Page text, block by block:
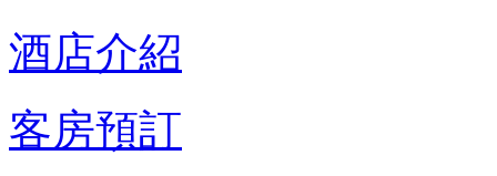
酒店介紹
客房預訂